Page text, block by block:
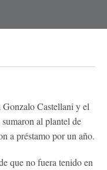
Castellani y el
al plantel de
a préstamo por un año.
que no fuera tenido en